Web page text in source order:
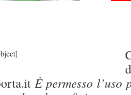
È permesso l’uso